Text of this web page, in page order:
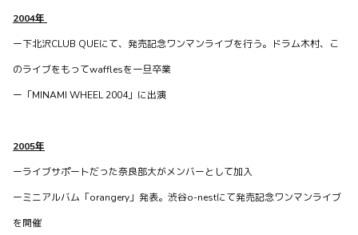
2004年
ー下北沢CLUB QUEにて、発売記念ワンマンライブを行う。ドラム木村、こ
のライブをもってwafflesを一旦卒業
ー「MINAMI WHEEL 2004」に出演
2005年
ーライブサポートだった奈良部大がメンバーとして加入
ーミニアルバム「orangery」発表。渋谷o-nestにて発売記念ワンマンライブ
を開催